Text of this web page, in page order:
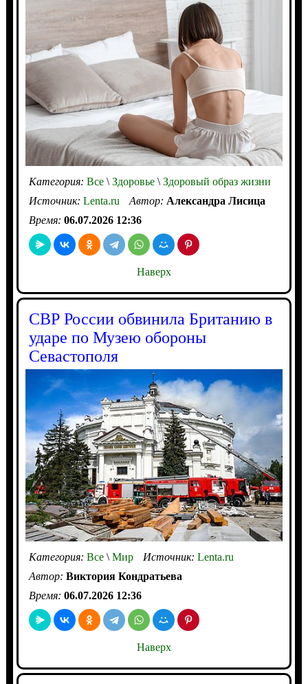
Категория: Все\Здоровье\Здоровый образ жизни
Источник: Lenta.ru Автор: Александра Лисица
Время: 06.07.2026 12:36
Наверх
СВР России обвинила Британию в
ударе по Музею обороны
Севастополя
Категория: Все\Мир Источник: Lenta.ru
Автор: Виктория Кондратьева
Время: 06.07.2026 12:36
Наверх